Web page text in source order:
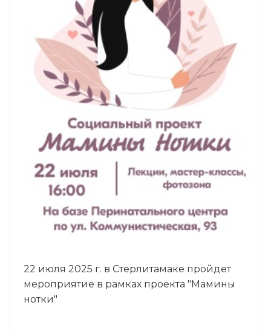
22 июля 2025 г. в Стерлитамаке пройдет
мероприятие в рамках проекта "Мамины
нотки"